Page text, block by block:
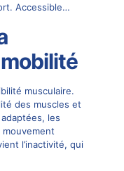
Accessible…
musculaire.
des muscles et
les
l’inactivité, qui